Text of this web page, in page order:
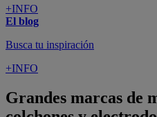
+INFO
El blog
Busca tu inspiración
+INFO
Grandes marcas de